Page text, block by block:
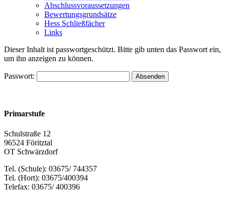
Abschlussvoraussetzungen
Bewertungsgrundsätze
Hess Schließfächer
Links
Dieser Inhalt ist passwortgeschützt. Bitte gib unten das Passwort ein,
um ihn anzeigen zu können.
Passwort:
Primarstufe
Schulstraße 12
96524 Föritztal
OT Schwärzdorf
Tel. (Schule): 03675/ 744357
Tel. (Hort): 03675/400394
Telefax: 03675/ 400396